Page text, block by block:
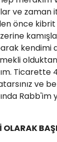
ve zaman
önce
kendimi
Ticarette
ve
Rabb'im
OLARAK